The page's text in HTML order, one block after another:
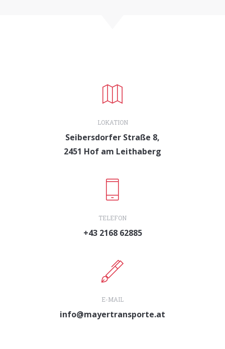
LOKATION
Seibersdorfer Straße 8,
2451 Hof am Leithaberg
TELEFON
+43 2168 62885
E-MAIL
info@mayertransporte.at